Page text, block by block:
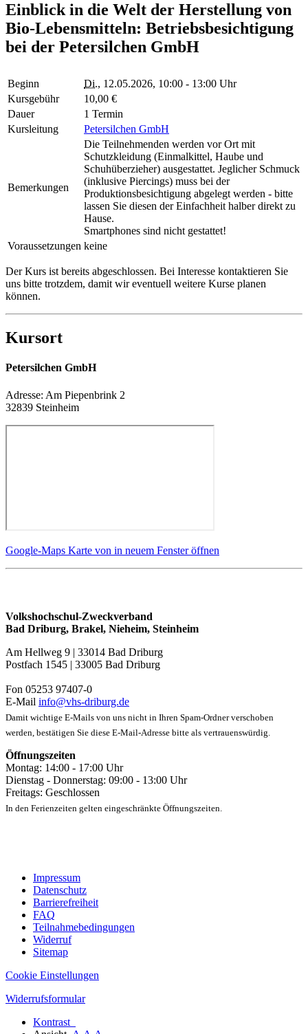
Einblick in die Welt der Herstellung von
Bio-Lebensmitteln: Betriebsbesichtigung
bei der Petersilchen GmbH
Beginn Di., 12.05.2026, 10:00 - 13:00 Uhr
Kursgebühr
10,00 €
Dauer
1 Termin
Kursleitung
Petersilchen GmbH
Bemerkungen
Die Teilnehmenden werden vor Ort mit
Schutzkleidung (Einmalkittel, Haube und
Schuhüberzieher) ausgestattet. Jeglicher Schmuck
(inklusive Piercings) muss bei der
Produktionsbesichtigung abgelegt werden - bitte
lassen Sie diesen der Einfachheit halber direkt zu
Hause.
Smartphones sind nicht gestattet!
Voraussetzungen keine
Der Kurs ist bereits abgeschlossen. Bei Interesse kontaktieren Sie
uns bitte trotzdem, damit wir eventuell weitere Kurse planen
können.
Kursort
Petersilchen GmbH
Adresse: Am Piepenbrink 2
32839 Steinheim
Google-Maps Karte von in neuem Fenster öffnen
Volkshochschul-Zweckverband
Bad Driburg, Brakel, Nieheim, Steinheim
Am Hellweg 9 | 33014 Bad Driburg
Postfach 1545 | 33005 Bad Driburg
Fon 05253 97407-0
E-Mail info@vhs-driburg.de
Damit wichtige E-Mails von uns nicht in Ihren Spam-Ordner verschoben
werden, bestätigen Sie diese E-Mail-Adresse bitte als vertrauenswürdig.
Öffnungszeiten
Montag: 14:00 - 17:00 Uhr
Dienstag - Donnerstag: 09:00 - 13:00 Uhr
Freitags: Geschlossen
In den Ferienzeiten gelten eingeschränkte Öffnungszeiten.
Impressum
Datenschutz
Barrierefreiheit
FAQ
Teilnahmebedingungen
Widerruf
Sitemap
Cookie Einstellungen
Widerrufsformular
Kontrast